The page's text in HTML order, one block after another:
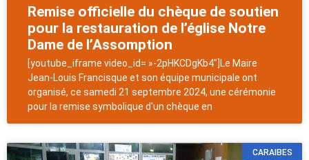
Remise officielle du chèque de soutien
pour la restauration de l’église Notre
Dame de l’Assomption
[youtube_iframe video_id= »-2pHKCDgKb4″]Le Maire
Jean-Louis Francisque et son équipe municipale ont
organisé, ce samedi 21 septembre 2024, une cérémonie
pour la remise symbolique d'un chèque en
CARAIBES